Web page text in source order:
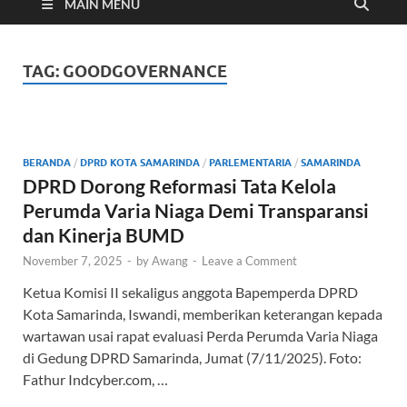
Cyber
MAIN MENU
TAG: GOODGOVERNANCE
BERANDA / DPRD KOTA SAMARINDA / PARLEMENTARIA / SAMARINDA
DPRD Dorong Reformasi Tata Kelola
Perumda Varia Niaga Demi Transparansi
dan Kinerja BUMD
November 7, 2025 - byAwang - Leave a Comment
Ketua Komisi II sekaligus anggota Bapemperda DPRD
Kota Samarinda, Iswandi, memberikan keterangan kepada
wartawan usai rapat evaluasi Perda Perumda Varia Niaga
di Gedung DPRD Samarinda, Jumat (7/11/2025). Foto:
Fathur Indcyber.com, …